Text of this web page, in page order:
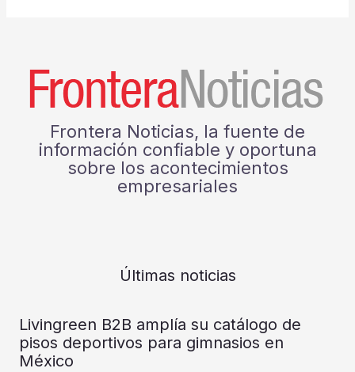
Frontera Noticias, la fuente de
información confiable y oportuna
sobre los acontecimientos
empresariales
Últimas noticias
Livingreen B2B amplía su catálogo de
pisos deportivos para gimnasios en
México